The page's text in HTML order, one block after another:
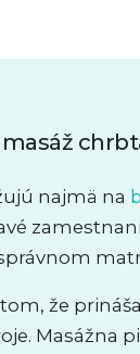
najmä na
že
Masážna